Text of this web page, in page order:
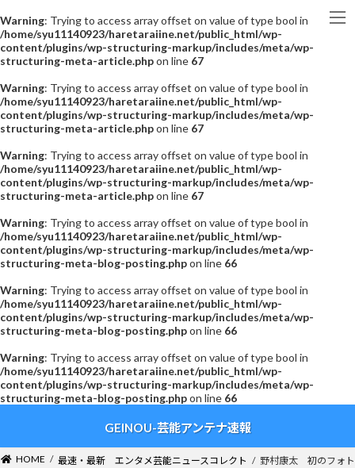
Warning: Trying to access array offset on value of type bool in
/home/syu11140923/haretaraiine.net/public_html/wp-
content/plugins/wp-structuring-markup/includes/meta/wp-
structuring-meta-article.phpon line 67
Warning: Trying to access array offset on value of type bool in
/home/syu11140923/haretaraiine.net/public_html/wp-
content/plugins/wp-structuring-markup/includes/meta/wp-
structuring-meta-article.phpon line 67
Warning: Trying to access array offset on value of type bool in
/home/syu11140923/haretaraiine.net/public_html/wp-
content/plugins/wp-structuring-markup/includes/meta/wp-
structuring-meta-article.phpon line 67
Warning: Trying to access array offset on value of type bool in
/home/syu11140923/haretaraiine.net/public_html/wp-
content/plugins/wp-structuring-markup/includes/meta/wp-
structuring-meta-blog-posting.phpon line 66
Warning: Trying to access array offset on value of type bool in
/home/syu11140923/haretaraiine.net/public_html/wp-
content/plugins/wp-structuring-markup/includes/meta/wp-
structuring-meta-blog-posting.phpon line 66
Warning: Trying to access array offset on value of type bool in
/home/syu11140923/haretaraiine.net/public_html/wp-
content/plugins/wp-structuring-markup/includes/meta/wp-
structuring-meta-blog-posting.phpon line 66
ン
ー
GEINOU-芸能アンテナ速報
HOME 最速・最新 エンタメ芸能ニュースコレクト 野村康太 初のフォト